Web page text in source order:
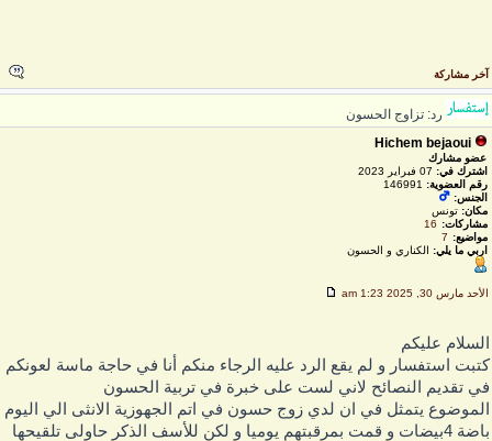
آخر مشاركة
رد: تزاوج الحسون
Hichem bejaoui
عضو مشارك
اشترك في:07 فبراير 2023
رقم العضوية:146991
الجنس:
مكان:تونس
مشاركات:
16
مواضيع:
7
اربي ما يلي:الكناري و الحسون
الأحد مارس 30, 2025 1:23 am
عليكم
استفسار و لم يقع الرد عليه الرجاء منكم أنا في حاجة ماسة لعونكم
تقديم النصائح لاني لست على خبرة في تربية الحسون
يتمثل في ان لدي زوج حسون في اتم الجهوزية الانثى الي اليوم
باضة 4بيضات و قمت بمرقبتهم يوميا و لكن للأسف الذكر حاولى تلقيحها